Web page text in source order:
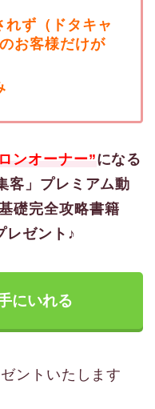
ず（ドタキャ
お客様だけが
ンオーナー”になる
客」プレミアム動
礎完全攻略書籍
レゼント♪
にいれる
ントいたします